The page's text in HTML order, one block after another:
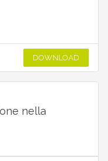
DOWNLOAD
nella